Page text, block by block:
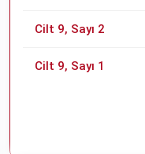
Cilt 9, Sayı 2
Cilt 9, Sayı 1